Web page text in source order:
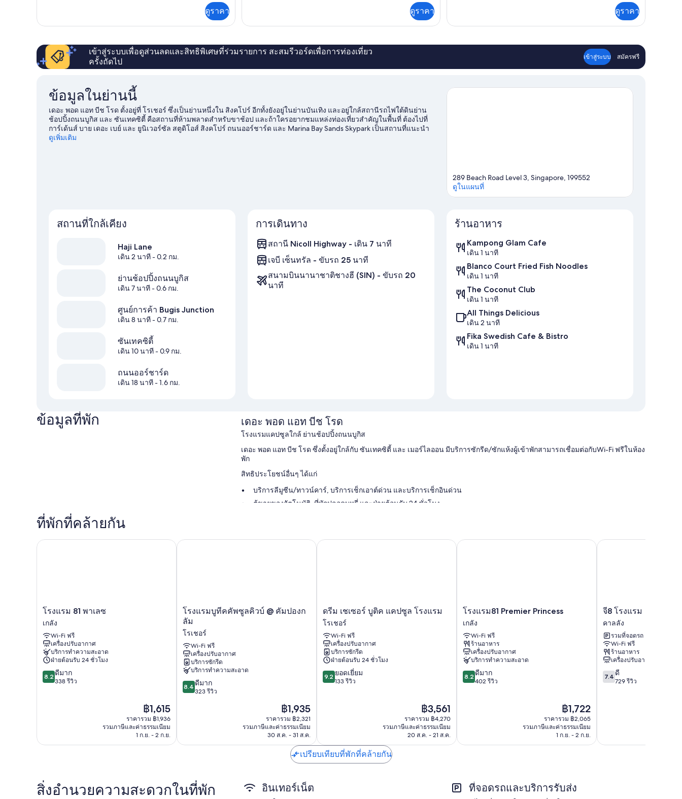
เกี่ยว
สวี
ท
(Single
ดูราคา
ห้อง
(Queen
ดูราคา
Only
Queen
Female
ดูราคา
เข้าสู่ระบบเพื่อดูส่วนลดและสิทธิพิเศษที่ร่วมรายการ สะสมรีวอร์ดเพื่อการท่องเที่ยว
ครั้งถัดไป
เข้าสู่ระบบ สมัครฟรี
ข้อมูลในย่านนี้
เดอะ พอด แอท บีช โรด ตั้งอยู่ที่ โรเชอร์ ซึ่งเป็นย่านหนึ่งใน สิงคโปร์ อีกทั้งยังอยู่ในย่านบันเทิง และอยู่ใกล้สถานีรถไฟใต้ดินย่าน
ช้อปปิ้งถนนบูกิส และ ซันเทคซิตี้ คือสถานที่ห้ามพลาดสำหรับขาช้อป และถ้าใครอยากชมแหล่งท่องเที่ยวสำคัญในพื้นที่ ต้องไปที่
การ์เด้นส์ บาย เดอะ เบย์ และ ยูนิเวอร์ซัล สตูดิโอส์ สิงคโปร์ ถนนออร์ชาร์ด และ Marina Bay Sands Skypark เป็นสถานที่แนะนำ
อีกสองแห่งที่ไม่ควรพลาด หากมีเวลา ลองมาหากิจกรรมสนุกๆ ที่ได้รับความนิยมของที่นี่ อย่างเช่น ตีกอล์ฟ
ดูเพิ่มเติม
289 Beach Road Level 3, Singapore, 199552
ดูในแผนที่
สถานที่ใกล้เคียง
Haji Lane
เดิน 2 นาที- 0.2 กม.
ย่านช้อปปิ้งถนนบูกิส
เดิน 7 นาที- 0.6 กม.
ศูนย์การค้า Bugis Junction
เดิน 8 นาที- 0.7 กม.
ซันเทคซิตี้
เดิน 10 นาที- 0.9 กม.
ถนนออร์ชาร์ด
เดิน 18 นาที- 1.6 กม.
การเดินทาง
สถานี Nicoll Highway - เดิน 7 นาที
เจบี เซ็นทรัล - ขับรถ 25 นาที
สนามบินนานาชาติชางฮี (SIN) - ขับรถ 20
นาที
ร้านอาหาร
Kampong Glam Cafe
เดิน 1 นาที
Blanco Court Fried Fish Noodles
เดิน 1 นาที
The Coconut Club
เดิน 1 นาที
All Things Delicious
เดิน 2 นาที
Fika Swedish Cafe & Bistro
เดิน 1 นาที
ข้อมูลที่พัก เดอะ พอด แอท บีช โรด
โรงแรมแคปซูลใกล้ ย่านช้อปปิ้งถนนบูกิส
เดอะ พอด แอท บีช โรด ซึ่งตั้งอยู่ใกล้กับ ซันเทคซิตี้ และ เมอร์ไลออน มีบริการซักรีด/ซักแห้งผู้เข้าพักสามารถเชื่อมต่อกับWi-Fi ฟรีในห้อง
พัก
สิทธิประโยชน์อื่นๆ ได้แก่
บริการลีมูซีน/ทาวน์คาร์, บริการเช็กเอาต์ด่วน และบริการเช็กอินด่วน
ตู้ขายของอัตโนมัติ, ที่พักปลอดบุหรี่ และฝ่ายต้อนรับ 24 ชั่วโมง
หลอดไฟแอลอีดี, ครัวส่วนกลาง และบริการทำความสะอาด
ที่พักที่คล้ายกัน
โรงแรม
พา
เลซ
เก
ลัง
โรงแรม 81 พาเลซ
เกลัง
Wi-Fi ฟรี
เครื่องปรับอากาศ
บริการทำความสะอาด
ฝ่ายต้อนรับ 24 ชั่วโมง
8.2
จาก
8.2 ดีมาก
338 รีวิว
ราคา
ปัจจุบัน
คือ
฿1,615
฿1,615
ราคารวม ฿1,936
รวมภาษีและค่าธรรมเนียม
1 ก.ย. - 2 ก.ย.
โรงแรม 81 พาเลซ
โรง
แรม
บูที
คคัพ
ซู
ล
คิว
บ์
@
คัม
ร์
โรงแรมบูทีคคัพซูลคิวบ์ @ คัมปองก
ลัม
โรเชอร์
Wi-Fi ฟรี
เครื่องปรับอากาศ
บริการซักรีด
บริการทำความสะอาด
8.4
จาก
8.4 ดีมาก
323 รีวิว
ราคา
ปัจจุบัน
คือ
฿1,935
฿1,935
ราคารวม ฿2,321
รวมภาษีและค่าธรรมเนียม
30 ส.ค. - 31 ส.ค.
โรงแรมบูทีคคัพซูลคิวบ์ @ คัมปองกลัม
ดรีม
เช
เซอร์
บูติค
แคปซูล
โรงแรม
โร
เชอ
ร์
ดรีม เชเซอร์ บูติค แคปซูล โรงแรม
โรเชอร์
Wi-Fi ฟรี
เครื่องปรับอากาศ
บริการซักรีด
ฝ่ายต้อนรับ 24 ชั่วโมง
9.2
จาก
9.2 ยอดเยี่ยม
133 รีวิว
ราคา
ปัจจุบัน
คือ
฿3,561
฿3,561
ราคารวม ฿4,270
รวมภาษีและค่าธรรมเนียม
20 ส.ค. - 21 ส.ค.
ดรีม เชเซอร์ บูติค แคปซูล โรงแรม
โรงแรม81
Premier
Princess
เก
ลัง
โรงแรม81 Premier Princess
เกลัง
Wi-Fi ฟรี
ร้านอาหาร
เครื่องปรับอากาศ
บริการทำความสะอาด
8.2
จาก
8.2 ดีมาก
402 รีวิว
ราคา
ปัจจุบัน
คือ
฿1,722
฿1,722
ราคารวม ฿2,065
รวมภาษีและค่าธรรมเนียม
1 ก.ย. - 2 ก.ย.
โรงแรม81 Premier Princess
จี8
โรงแรม
คา
ลลัง
จี8 โรงแรม
คาลลัง
รวมที่จอดรถ
Wi-Fi ฟรี
ร้านอาหาร
เครื่องปรับอากาศ
7.4
จาก
7.4 ดี
729 รีวิว
จี8 โรงแรม
เปรียบเทียบที่พักที่คล้ายกัน
สิ่งอำนวยความสะดวกในที่พัก อินเทอร์เน็ต ที่จอดรถและบริการรับส่ง